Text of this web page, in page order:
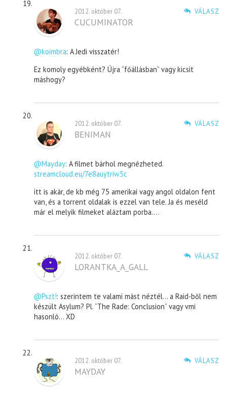
VÁLASZ
2012. október 07.
CUCUMINATOR
@koimbra: A Jedi visszatér!
Ez komoly egyébként? Újra “főállásban” vagy kicsit
máshogy?
VÁLASZ
2012. október 07.
BENIMAN
@Mayday: A filmet bárhol megnézheted.
streamcloud.eu/7e8auytriw5c
itt is akár, de kb még 75 amerikai vagy angol oldalon fent
van, és a torrent oldalak is ezzel van tele. Ja és meséld
már el melyik filmeket aláztam porba….
VÁLASZ
2012. október 07.
LORANTKA_A_GALL
@Pszt!: szerintem te valami mást néztél… a Raid-ből nem
készült Asylum? Pl. “The Rade: Conclusion” vagy vmi
hasonló… XD
VÁLASZ
2012. október 07.
MAYDAY